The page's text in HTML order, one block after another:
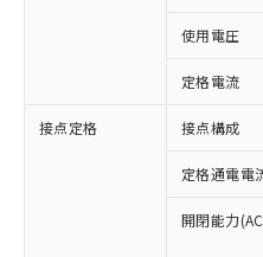
使用電圧
定格電流
接点定格 接点構成
定格通電電
開閉能力
ご利用条件
※1 対応状況
対応済み：EU
非含有に対応した製
対応予定：EU
有に対応した製品
対応予定なし：EU